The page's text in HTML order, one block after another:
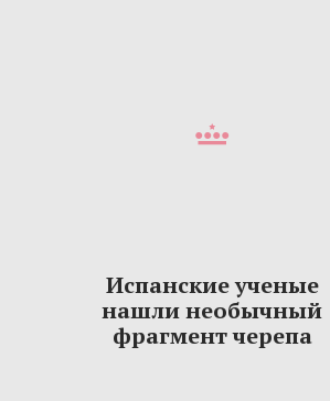
Испанские ученые
нашли необычный
фрагмент черепа